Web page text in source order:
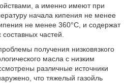
а именно имеют при
начала кипения не менее
не менее 360°С, и содержат
частей.
получения низковязкого
масла с низким
различные источники
что тяжелый газойль